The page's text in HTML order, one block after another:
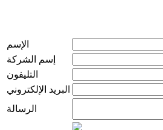
الإسم
إسم الشركة
التليفون
البريد الإلكتروني
الرسالة